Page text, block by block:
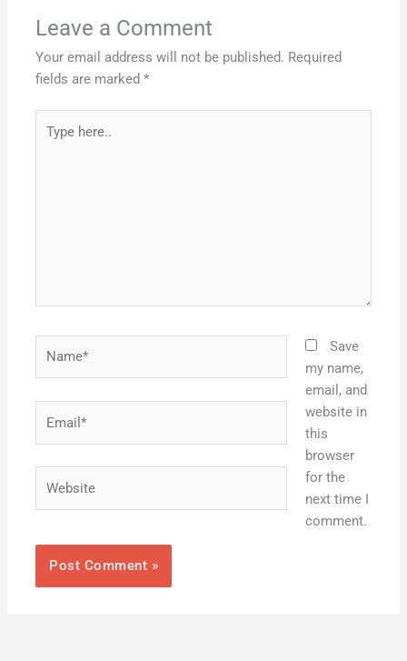
Leave a Comment
Your email address will not be published. Required
fields are marked*
here..
Save
my name,
email, and
website in
this
browser
for the
next time I
comment.